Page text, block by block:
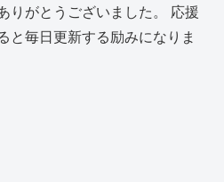
りがとうございました。 応援
と毎日更新する励みになりま